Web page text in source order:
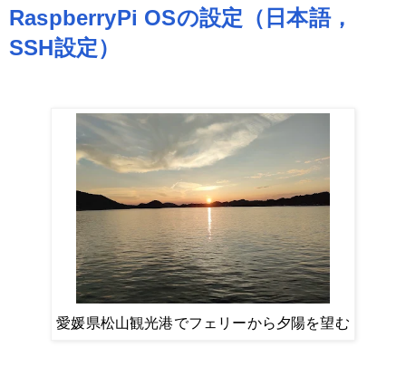
RaspberryPi OSの設定（日本語，
SSH設定）
愛媛県松山観光港でフェリーから夕陽を望む